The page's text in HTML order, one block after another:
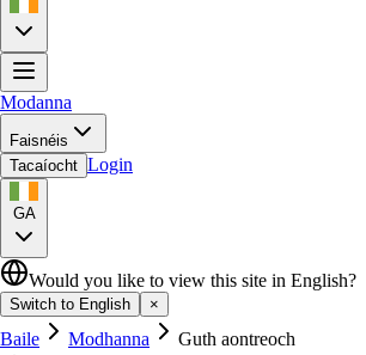
Modanna
Faisnéis
Tacaíocht Login
GA
Would you like to view this site in English?
Switch to English ×
Baile Modhanna Guth aontreoch